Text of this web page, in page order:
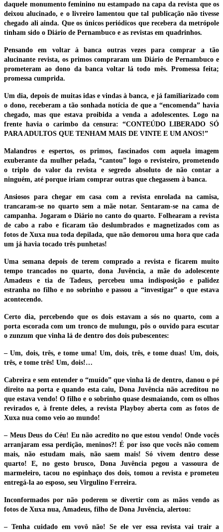
daquele monumento feminino nu estampado na capa da revista que os
deixou alucinado, e o livreiro lamentou que tal publicação não tivesse
chegado ali ainda. Que os únicos periódicos que recebera da metrópole
tinham sido o Diário de Pernambuco e as revistas em quadrinhos.
Pensando em voltar à banca outras vezes para comprar a tão
alucinante revista, os primos compraram um Diário de Pernambuco e
prometeram ao dono da banca voltar lá todo mês. Promessa feita;
promessa cumprida.
Um dia, depois de muitas idas e vindas à banca, e já familiarizado com
o dono, receberam a tão sonhada notícia de que a “encomenda” havia
chegado, mas que estava proibida a venda a adolescentes. Logo na
frente havia o carimbo da censura: “CONTEÚDO LIBERADO SÓ
PARA ADULTOS QUE TENHAM MAIS DE VINTE E UM ANOS!”
Malandros e espertos, os primos, fascinados com aquela imagem
exuberante da mulher pelada, “cantou” logo o revisteiro, prometendo
o triplo do valor da revista e segredo absoluto de não contar a
ninguém, até porque iriam comprar outras que chegassem à banca.
Ansiosos para chegar em casa com a revista enrolada na camisa,
trancaram-se no quarto sem a mãe notar. Sentaram-se na cama de
campanha. Jogaram o Diário no canto do quarto. Folhearam a revista
de cabo a rabo e ficaram tão deslumbrados e magnetizados com as
fotos de Xuxa nua toda depilada, que não demorou uma hora que cada
um já havia tocado três punhetas!
Uma semana depois de terem comprado a revista e ficarem muito
tempo trancados no quarto, dona Juvência, a mãe do adolescente
Amadeus e tia de Tadeus, percebeu uma indisposição e palidez
estranha no filho e no sobrinho e passou a “investigar” o que estava
acontecendo.
Certo dia, percebendo que os dois estavam a sós no quarto, com a
porta escorada com um tronco de mulungu, pôs o ouvido para escutar
o zunzum que vinha lá de dentro dos dois pubescentes:
– Um, dois, três, e tome uma! Um, dois, três, e tome duas! Um, dois,
três, e tome três! Um, dois!…
Cabreira e sem entender o “muído” que vinha lá de dentro, danou o pé
direito na porta e quando esta caiu, Dona Juvência não acreditou no
que estava vendo! O filho e o sobrinho quase desmaiando, com os olhos
revirados e, à frente deles, a revista Playboy aberta com as fotos de
Xuxa nua como veio ao mundo!
– Meus Deus do Céu! Eu não acredito no que estou vendo! Onde vocês
arranjaram essa perdição, meninos?! É por isso que vocês não comem
mais, não estudam mais, não saem mais! Só vivem dentro desse
quarto! E, no gesto brusco, Dona Juvência pegou a vassoura de
marmeleiro, tacou no espinhaço dos dois, tomou a revista e prometeu
entregá-la ao esposo, seu Virgulino Ferreira.
Inconformados por não poderem se divertir com as mãos vendo as
fotos de Xuxa nua, Amadeus, filho de Dona Juvência, alertou:
– Tenha cuidado em vovô não! Se ele ver essa revista vai trair a